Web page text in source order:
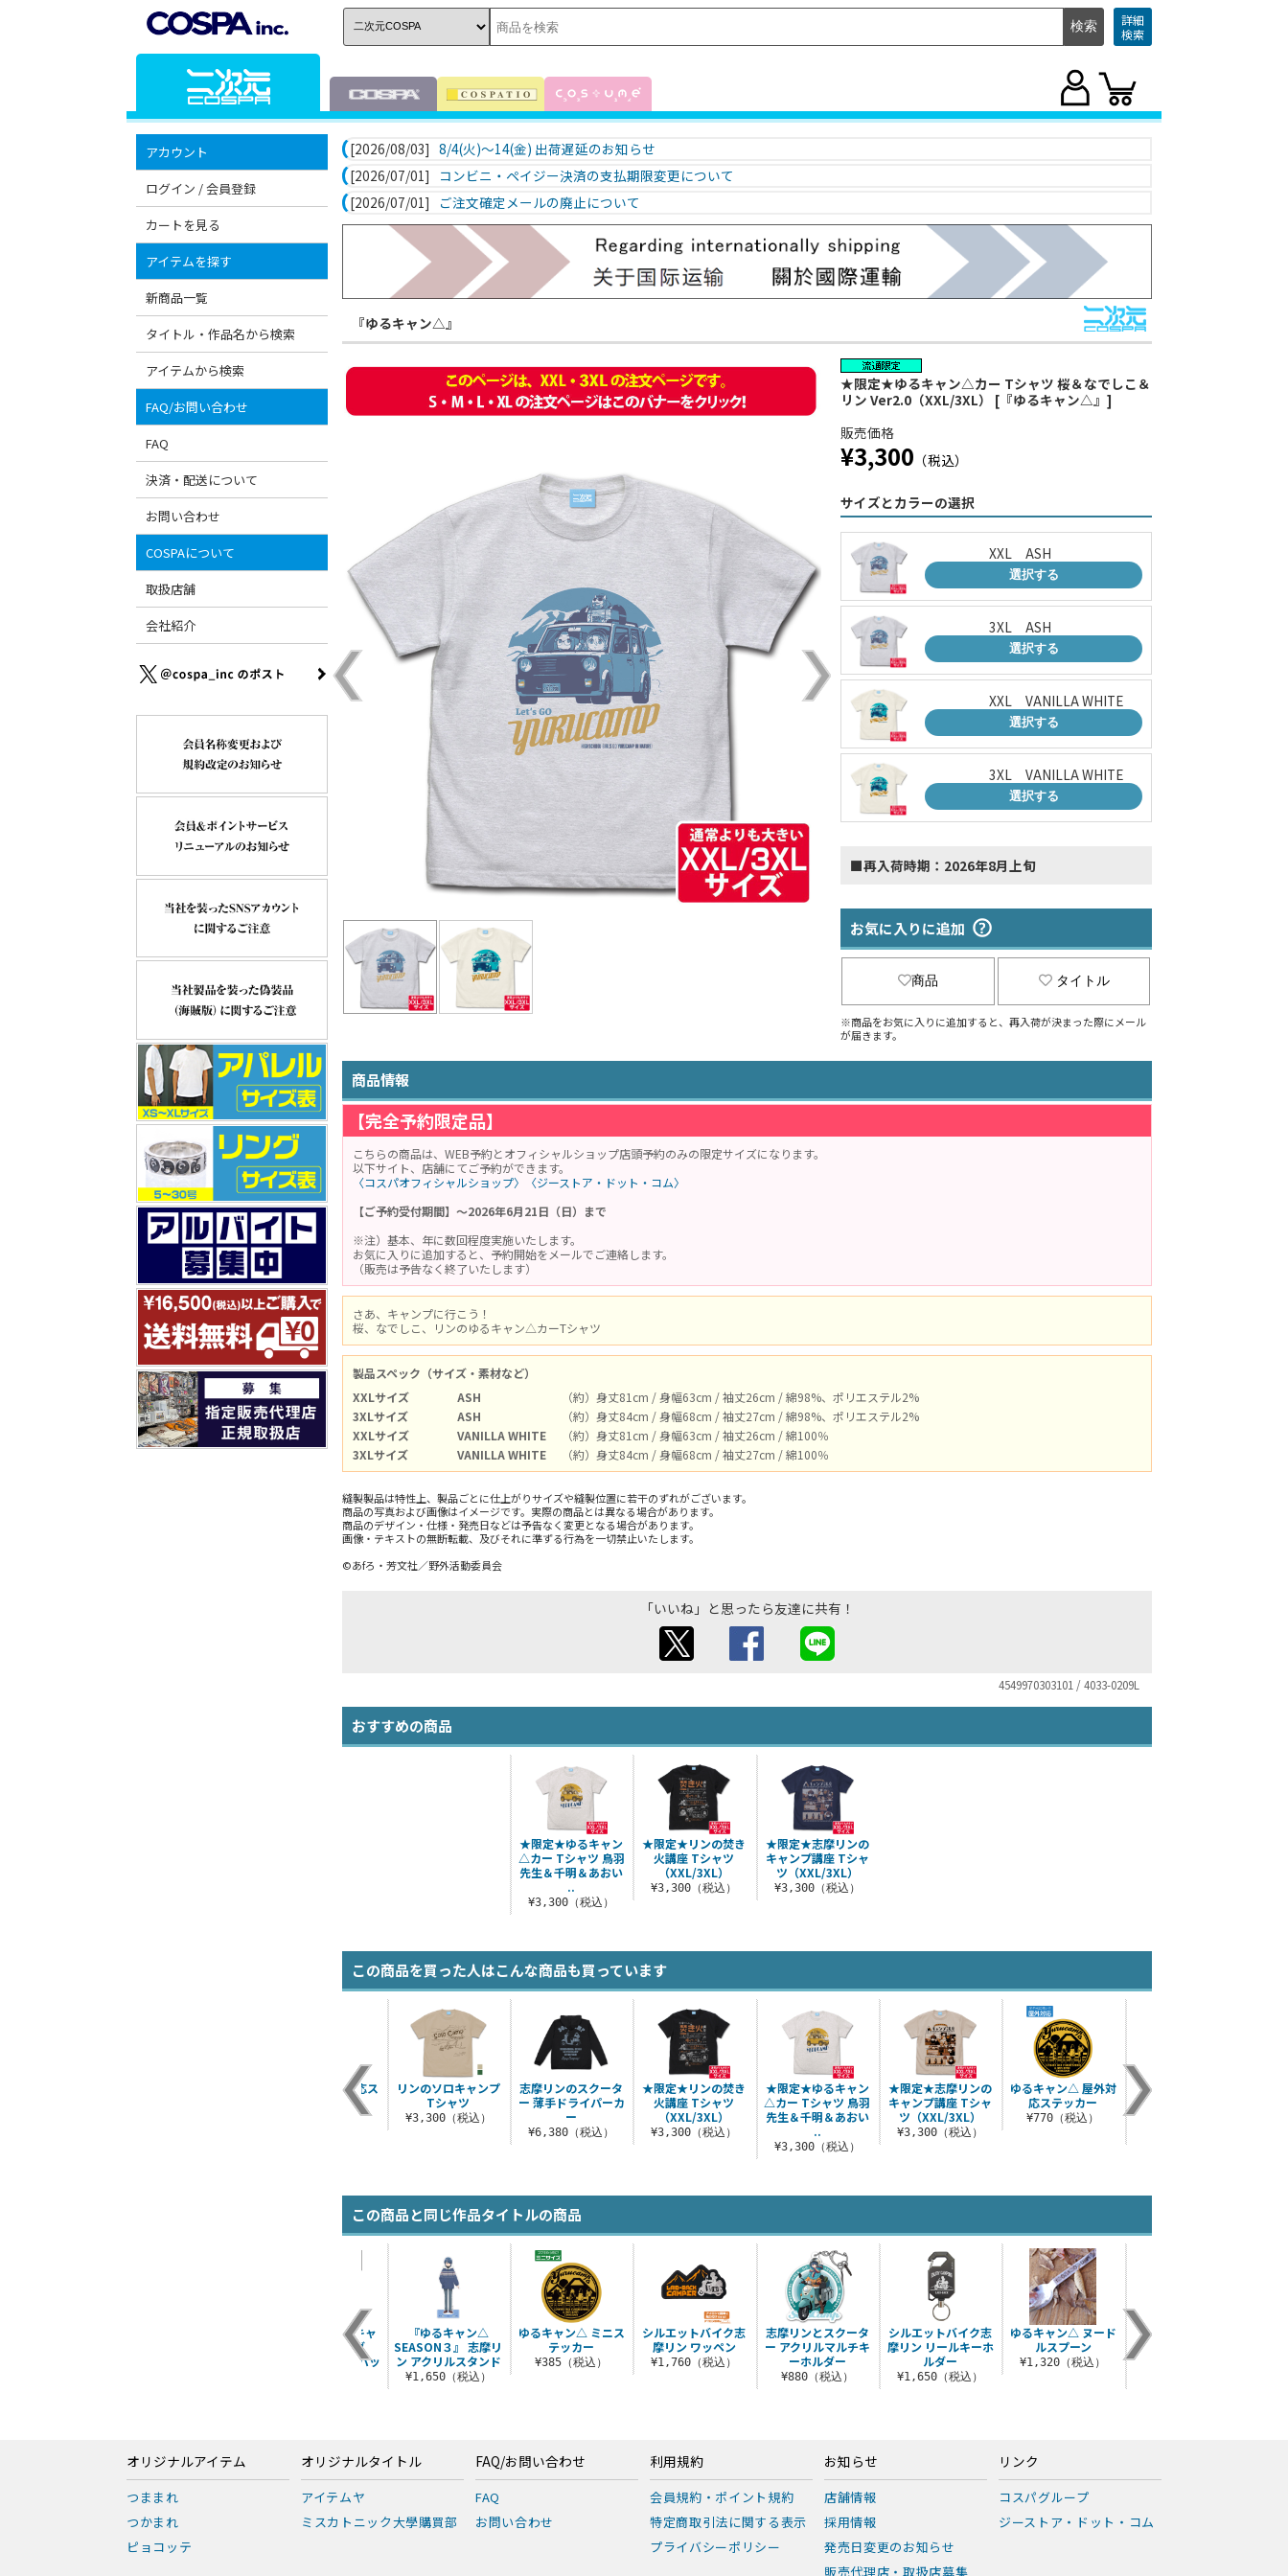
詳細
検索
アカウント
ログイン / 会員登録
カートを見る
アイテムを探す
新商品一覧
タイトル・作品名から検索
アイテムから検索
FAQ/お問い合わせ
FAQ
決済・配送について
お問い合わせ
COSPAについて
取扱店舗
会社紹介
[2026/08/03] 8/4(火)～14(金) 出荷遅延のお知らせ
[2026/07/01]
コンビニ・ペイジー決済の支払期限変更について
[2026/07/01]
ご注文確定メールの廃止について
『ゆるキャン△』
★限定★ゆるキャン△カー Tシャツ 桜＆なでしこ＆
リン Ver2.0（XXL/3XL） [『ゆるキャン△』]
販売価格
¥3,300 （税込）
サイズとカラーの選択
XXL ASH
選択する
3XL ASH
選択する
XXL VANILLA WHITE
選択する
3XL VANILLA WHITE
選択する
■再入荷時期：2026年8月上旬
お気に入りに追加
商品 タイトル
※商品をお気に入りに追加すると、再入荷が決まった際にメール
が届きます。
商品情報
【完全予約限定品】
こちらの商品は、WEB予約とオフィシャルショップ店頭予約のみの限定サイズになります。
以下サイト、店舗にてご予約ができます。
〈コスパオフィシャルショップ〉
〈ジーストア・ドット・コム〉
【ご予約受付期間】～2026年6月21日（日）まで
※注）基本、年に数回程度実施いたします。
お気に入りに追加すると、予約開始をメールでご連絡します。
（販売は予告なく終了いたします）
さあ、キャンプに行こう！
桜、なでしこ、リンのゆるキャン△カーTシャツ
製品スペック（サイズ・素材など）
XXLサイズ
ASH
（約）身丈81cm / 身幅63cm / 袖丈26cm / 綿98%、ポリエステル2%
3XLサイズ
ASH
（約）身丈84cm / 身幅68cm / 袖丈27cm / 綿98%、ポリエステル2%
XXLサイズ
VANILLA WHITE
（約）身丈81cm / 身幅63cm / 袖丈26cm / 綿100％
3XLサイズ
VANILLA WHITE （約）身丈84cm / 身幅68cm / 袖丈27cm / 綿100％
縫製製品は特性上、製品ごとに仕上がりサイズや縫製位置に若干のずれがございます。
商品の写真および画像はイメージです。実際の商品とは異なる場合があります。
商品のデザイン・仕様・発売日などは予告なく変更となる場合があります。
画像・テキストの無断転載、及びそれに準ずる行為を一切禁止いたします。
©あfろ・芳文社／野外活動委員会
「いいね」と思ったら友達に共有！
4549970303101 / 4033-0209L
おすすめの商品
★限定★リンの焚き
火講座 Tシャツ
（XXL/3XL）
¥3,300（税込）
★限定★志摩リンの
キャンプ講座 Tシャ
ツ（XXL/3XL）
¥3,300（税込）
★限定★ゆるキャン
△カー Tシャツ 鳥羽
先生＆千明＆あおい
..
¥3,300（税込）
この商品を買った人はこんな商品も買っています
★限定★リンの焚き
火講座 Tシャツ
（XXL/3XL）
¥3,300（税込）
★限定★ゆるキャン
△カー Tシャツ 鳥羽
先生＆千明＆あおい
..
¥3,300（税込）
★限定★志摩リンの
キャンプ講座 Tシャ
ツ（XXL/3XL）
¥3,300（税込）
ゆるキャン△ 屋外対
応ステッカー
¥770（税込）
ゆるキャン△×キャ
プテンスタッグ 屋外
志摩リン 屋外対応ス
テッカー
¥770（税込）
リンのソロキャンプ
Tシャツ
¥3,300（税込）
志摩リンのスクータ
ー 薄手ドライパーカ
ー
¥6,380（税込）
この商品と同じ作品タイトルの商品
シルエットバイク志
摩リン ワッペン
¥1,760（税込）
志摩リンとスクータ
ー アクリルマルチキ
ーホルダー
¥880（税込）
シルエットバイク志
摩リン リールキーホ
ルダー
¥1,650（税込）
ゆるキャン△ ヌード
ルスプーン
¥1,320（税込）
志摩リンとスクータ
ー 二層ステンレスマ
ゆるキャン△×キャ
プテンスタッグ
2way防水トートバッ
『ゆるキャン△
SEASON３』 志摩リ
ン アクリルスタンド
¥1,650（税込）
ゆるキャン△ ミニス
テッカー
¥385（税込）
オリジナルアイテム
つままれ
つかまれ
ピョコッテ
オリジナルタイトル
アイテムヤ
ミスカトニック大學購買部
FAQ/お問い合わせ
FAQ
お問い合わせ
利用規約
会員規約・ポイント規約
特定商取引法に関する表示
プライバシーポリシー
お知らせ
店舗情報
採用情報
発売日変更のお知らせ
販売代理店・取扱店募集
リンク
コスパグループ
ジーストア・ドット・コム